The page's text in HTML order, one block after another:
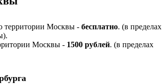
территории Москвы - бесплатно. (в пределах
Москвы - 1500 рублей. (в пределах